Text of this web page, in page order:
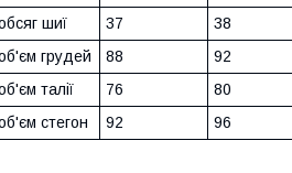
шиї 37 38
грудей
88 92
талії
76 80
стегон
92 96